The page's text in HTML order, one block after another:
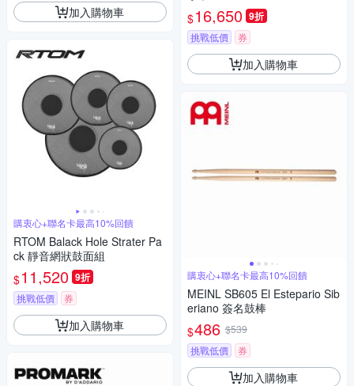
加入購物車
購衷心+聯名卡最高10%回饋
RTOM Balack Hole Strater Pa
ck 靜音網狀鼓面組
$11,520 9折
挑戰低價 券
加入購物車
$16,650 9折
挑戰低價 券
加入購物車
購衷心+聯名卡最高10%回饋
MEINL SB605 El Estepario Sib
eriano 簽名鼓棒
$486 $539
挑戰低價
券
加入購物車